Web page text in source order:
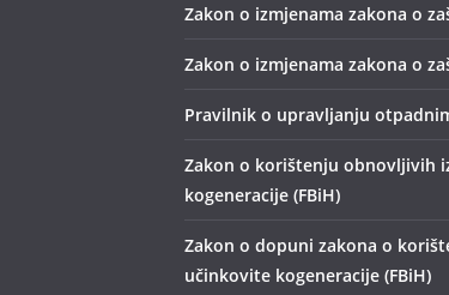
Zakon o izmjenama zakona o
Zakon o izmjenama zakona o
Pravilnik o upravljanju
Zakon o korištenju obnovljivih
kogeneracije (FBiH)
Zakon o dopuni zakona o
učinkovite kogeneracije (FBiH)